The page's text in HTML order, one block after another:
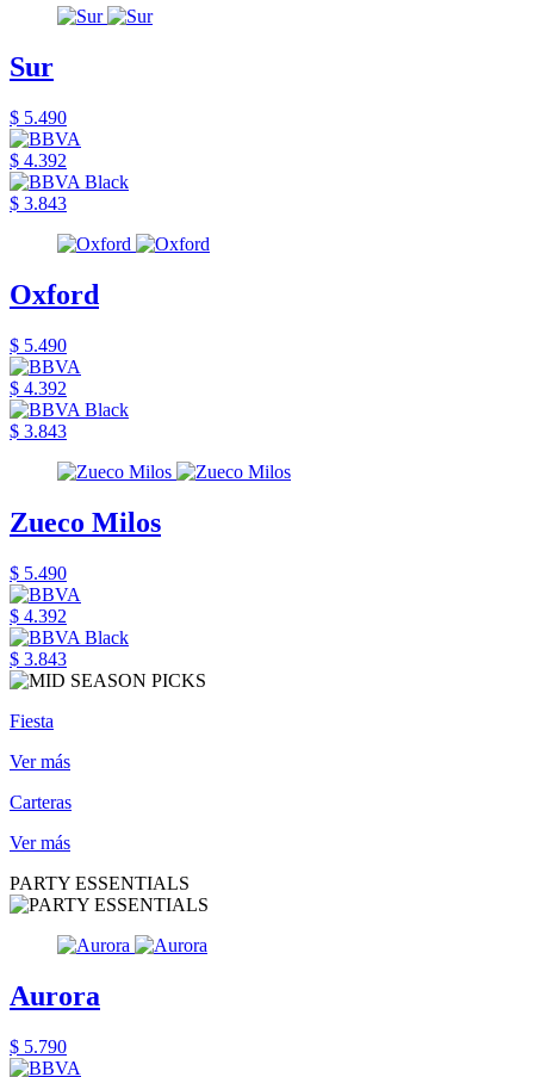
Sur
$ 5.490
$ 4.392
$ 3.843
Oxford
$ 5.490
$ 4.392
$ 3.843
Zueco Milos
$ 5.490
$ 4.392
$ 3.843
Fiesta
Ver más
Carteras
Ver más
PARTY ESSENTIALS
Aurora
$ 5.790